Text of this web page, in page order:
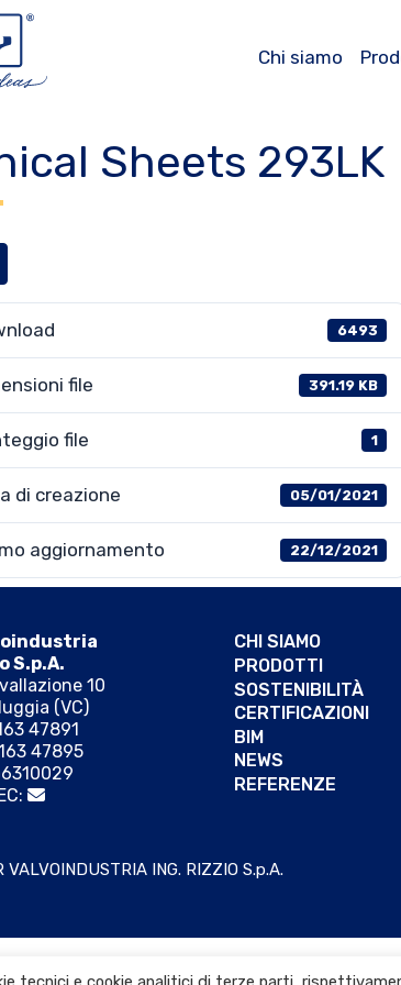
Chi siamo
Sheets 293LK
6493
file 391.19 KB
file 1
di creazione 05/01/2021
aggiornamento 22/12/2021
S.p.A.
10
(VC)
47891
47895
CHI SIAMO
PRODOTTI
SOSTENIBILITÀ
CERTIFICAZIONI
BIM
NEWS
REFERENZE
ING. RIZZIO S.p.A.